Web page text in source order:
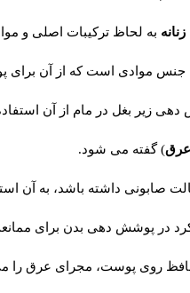
به لحاظ ترکیبات اصلی و
جنس موادی است که از آن
دهی زیر بغل در مام از آن
) گفته می شود.
صابونی داشته باشد، به
در پوشش دهی بدن برای
روی پوست، مجرای عرق را